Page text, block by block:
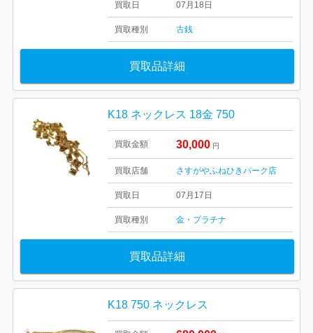
買取日 07月18日
買取種別 古銭
買取品詳細
K18 ネックレス 18金 750
買取金額 30,000 円
買取店舗 さすがやふねひきパーク店
買取日 07月17日
買取種別 金・プラチナ
買取品詳細
K18 750 ネックレス